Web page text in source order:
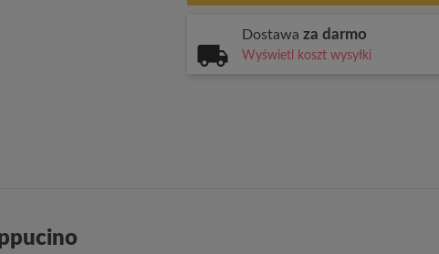
Dostawa za darmo
Wyświetl koszt wysyłki